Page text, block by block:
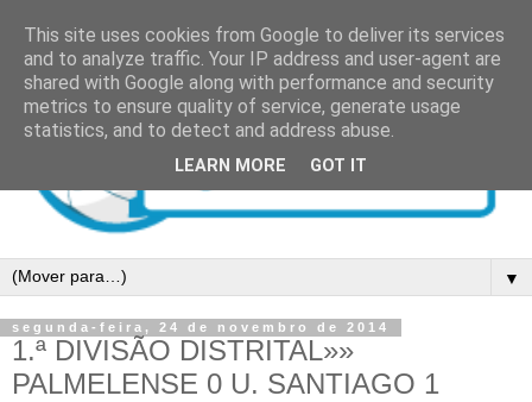
▼
segunda-feira, 24 de novembro de 2014
1.ª DIVISÃO DISTRITAL»»
PALMELENSE 0 U. SANTIAGO 1
This site uses cookies from Google to deliver its services
and to analyze traffic. Your IP address and user-agent are
shared with Google along with performance and security
metrics to ensure quality of service, generate usage
statistics, and to detect and address abuse.
LEARN MORE GOT IT